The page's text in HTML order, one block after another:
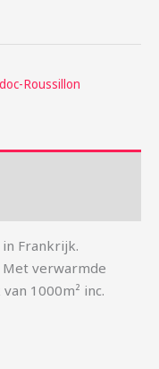
Roussillon
in Frankrijk.
Met verwarmde
1000m² inc.